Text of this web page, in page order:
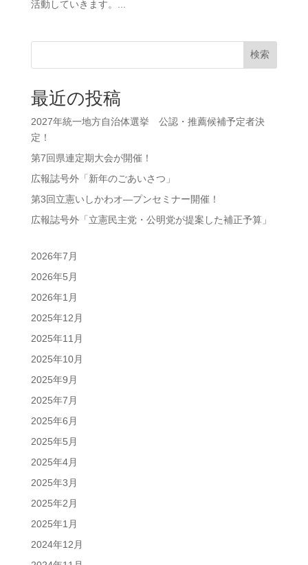
活動していきます。...
検索
最近の投稿
2027年統一地方自治体選挙 公認・推薦候補予定者決
定！
第7回県連定期大会が開催！
広報誌号外「新年のごあいさつ」
第3回立憲いしかわオ―プンセミナー開催！
広報誌号外「立憲民主党・公明党が提案した補正予算」
2026年7月
2026年5月
2026年1月
2025年12月
2025年11月
2025年10月
2025年9月
2025年7月
2025年6月
2025年5月
2025年4月
2025年3月
2025年2月
2025年1月
2024年12月